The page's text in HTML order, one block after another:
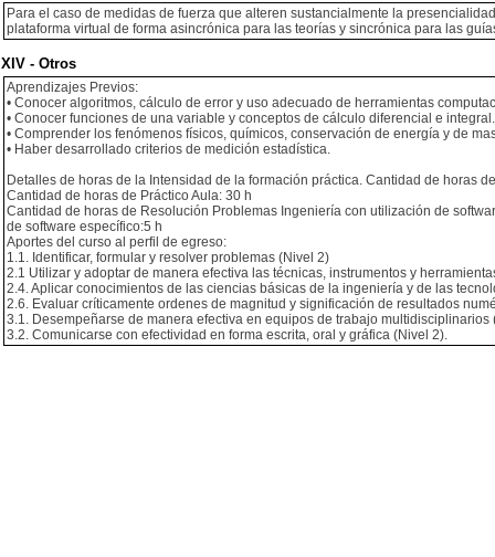
Para el caso de medidas de fuerza que alteren sustancialmente la
plataforma virtual de forma asincrónica para las teorías y sincrónica para las
XIV - Otros
Aprendizajes Previos:
• Conocer algoritmos, cálculo de error y uso adecuado de herramientas
• Conocer funciones de una variable y conceptos de cálculo diferencial e integral.
• Comprender los fenómenos físicos, químicos, conservación de energía y de
• Haber desarrollado criterios de medición estadística.
Detalles de horas de la Intensidad de la formación práctica. Cantidad de horas
Cantidad de horas de Práctico Aula: 30 h
Cantidad de horas de Resolución Problemas Ingeniería con utilización de
de software específico:5 h
Aportes del curso al perfil de egreso:
1.1. Identificar, formular y resolver problemas (Nivel 2)
2.1 Utilizar y adoptar de manera efectiva las técnicas, instrumentos y
2.4. Aplicar conocimientos de las ciencias básicas de la ingeniería y de las
2.6. Evaluar críticamente ordenes de magnitud y significación de resultados
3.1. Desempeñarse de manera efectiva en equipos de trabajo multidisciplinarios
3.2. Comunicarse con efectividad en forma escrita, oral y gráfica (Nivel 2).